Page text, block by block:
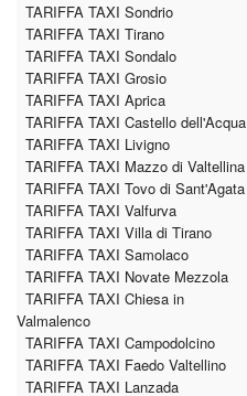
TARIFFA TAXI Sondrio
TARIFFA TAXI Tirano
TARIFFA TAXI Sondalo
TARIFFA TAXI Grosio
TARIFFA TAXI Aprica
TARIFFA TAXI Castello dell'Acqua
TARIFFA TAXI Livigno
TARIFFA TAXI Mazzo di Valtellina
TARIFFA TAXI Tovo di Sant'Agata
TARIFFA TAXI Valfurva
TARIFFA TAXI Villa di Tirano
TARIFFA TAXI Samolaco
TARIFFA TAXI Novate Mezzola
TARIFFA TAXI Chiesa in
Valmalenco
TARIFFA TAXI Campodolcino
TARIFFA TAXI Faedo Valtellino
TARIFFA TAXI Lanzada